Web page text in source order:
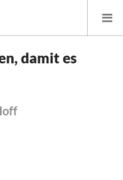
Finanzpolitik
damit es